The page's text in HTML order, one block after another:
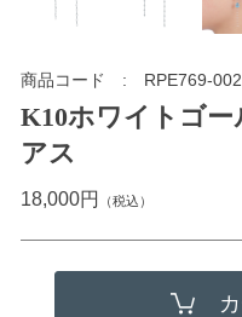
商品コード RPE769-002
K10ホワイトゴ
アス
18,000円 （税込）